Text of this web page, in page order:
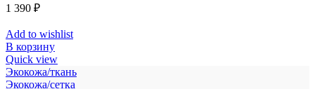
1 390 ₽
Add to wishlist
В корзину
Quick view
Экокожа/ткань
Экокожа/сетка